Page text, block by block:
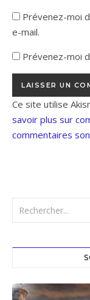
Prévenez-moi
e-mail.
Prévenez-moi
Ce site utilise
savoir plus sur
commentaires